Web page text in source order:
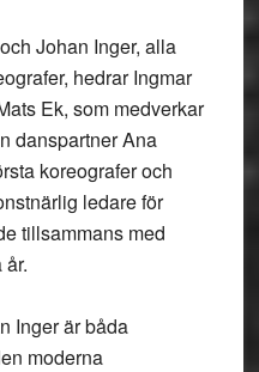
Johan Inger, alla
hedrar Ingmar
Ek, som medverkar
danspartner Ana
koreografer och
ledare för
tillsammans med
år.
Inger är båda
moderna